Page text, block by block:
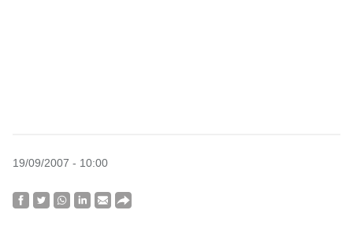
19/09/2007 - 10:00